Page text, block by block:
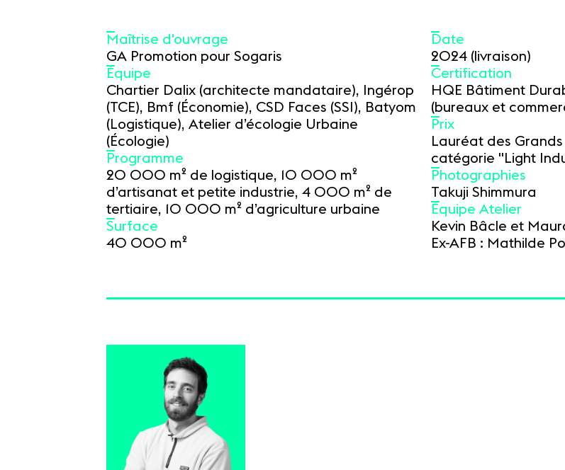
Maîtrise d'ouvrage
GA Promotion pour Sogaris
Équipe
Chartier Dalix (architecte mandataire), Ingérop
(TCE), Bmf (Économie), CSD Faces (SSI), Batyom
(Logistique), Atelier d’écologie Urbaine
(Écologie)
Programme
20 000 m² de logistique, 10 000 m²
d’artisanat et petite industrie, 4 000 m² de
tertiaire, 10 000 m² d’agriculture urbaine
Surface
40 000 m²
Date
2024 (livraison)
Certification
HQE Bâtiment
(bureaux et
Prix
Lauréat des
catégorie "Light
Photographies
Takuji Shimmura
Équipe Atelier
Kevin Bâcle et
Ex-AFB : Mathilde